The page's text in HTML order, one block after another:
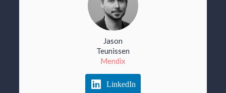
Jason
Teunissen
Mendix
LinkedIn